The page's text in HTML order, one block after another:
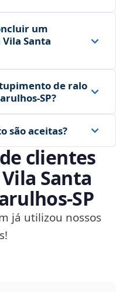
um
Santa
de ralo
são aceitas?
clientes
Santa
já utilizou nossos